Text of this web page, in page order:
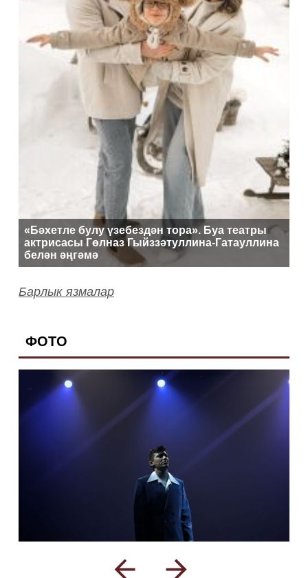
«Бәхетле булу үзебездән тора». Буа театры
актрисасы Гөлназ Гыйззәтуллина-Гатауллина
белән әңгәмә
Барлык язмалар
ФОТО